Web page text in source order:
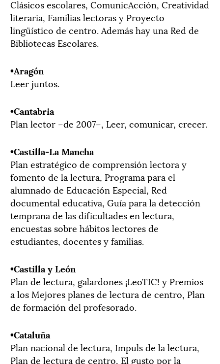
Clásicos escolares, ComunicAcción, Creatividad
literaria, Familias lectoras y Proyecto
lingüístico de centro. Además hay una Red de
Bibliotecas Escolares.
­­­•Aragón
Leer juntos.
­­­•Cantabria
Plan lector –de 2007–, Leer, comunicar, crecer.
•Castilla-La Mancha
Plan estratégico de comprensión lectora y
fomento de la lectura, Programa para el
alumnado de Educación Especial, Red
documental educativa, Guía para la detección
temprana de las dificultades en lectura,
encuestas sobre hábitos lectores de
estudiantes, docentes y familias.
­­­•Castilla y León
Plan de lectura, galardones ¡LeoTIC! y Premios
a los Mejores planes de lectura de centro, Plan
de formación del profesorado.
­­­•Cataluña
Plan nacional de lectura, Impuls de la lectura,
Plan de lectura de centro, El gusto por la